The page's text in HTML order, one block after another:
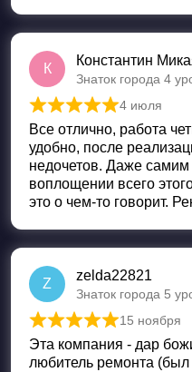
К
Константин
Знаток города 4
Оценка
4 июля
Все отлично, работа
удобно, после
недочетов. Даже
воплощении всего
это о чем-то говорит.
Z
zelda22821
Знаток города 5
Оценка
15 ноября
Эта компания - дар
любитель ремонта